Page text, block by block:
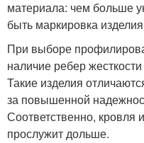
материала: чем больше
быть маркировка
При выборе
наличие ребер
Такие изделия
за повышенной
Соответственно, кровля
прослужит дольше.